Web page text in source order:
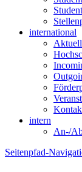
international
intern
An-/
Seitenpfad-